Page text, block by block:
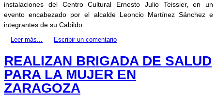
instalaciones del Centro Cultural Ernesto Julio Teissier, en un
evento encabezado por el alcalde Leoncio Martínez Sánchez e
integrantes de su Cabildo.
Leer más... Escribir un comentario
REALIZAN BRIGADA DE SALUD
PARA LA MUJER EN
ZARAGOZA